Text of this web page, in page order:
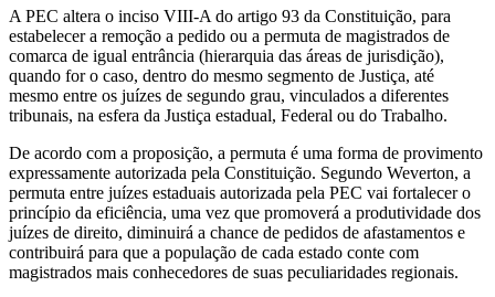
A PEC altera o inciso VIII-A do artigo 93 da Constituição, para
estabelecer a remoção a pedido ou a permuta de magistrados de
comarca de igual entrância (hierarquia das áreas de jurisdição),
quando for o caso, dentro do mesmo segmento de Justiça, até
mesmo entre os juízes de segundo grau, vinculados a diferentes
tribunais, na esfera da Justiça estadual, Federal ou do Trabalho.
De acordo com a proposição, a permuta é uma forma de provimento
expressamente autorizada pela Constituição. Segundo Weverton, a
permuta entre juízes estaduais autorizada pela PEC vai fortalecer o
princípio da eficiência, uma vez que promoverá a produtividade dos
juízes de direito, diminuirá a chance de pedidos de afastamentos e
contribuirá para que a população de cada estado conte com
magistrados mais conhecedores de suas peculiaridades regionais.